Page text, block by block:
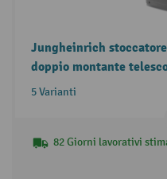
Jungheinrich
doppio montante
5 Varianti
82 Giorni lavorativi